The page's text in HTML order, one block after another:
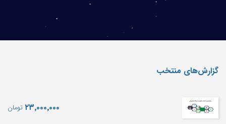
گزارش‌های منتخب
‎۲۳٬۰۰۰٬۰۰۰ تومان